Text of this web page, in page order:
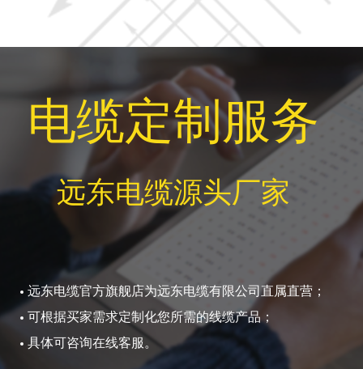
电缆定制服务
远东电缆源头厂家
远东电缆官方旗舰店为远东电缆有限公司直属直营；
可根据买家需求定制化您所需的线缆产品；
具体可咨询在线客服。